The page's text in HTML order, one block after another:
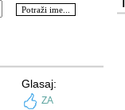
Glasaj:
ZA